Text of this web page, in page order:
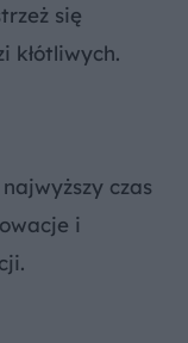
się
kłótliwych.
czas
i